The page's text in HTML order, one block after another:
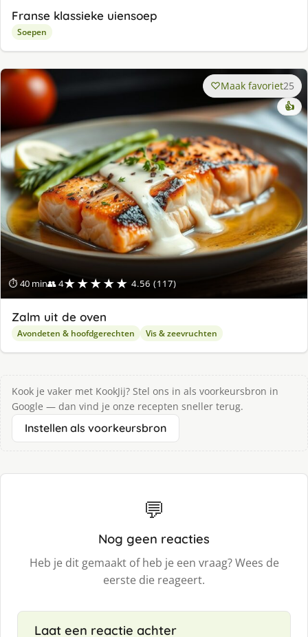
Franse klassieke uiensoep
Soepen
⏱ 40 min👥 4★★★★★ 4.56 (117)
Maak favoriet25
👍
Zalm uit de oven
Avondeten & hoofdgerechten Vis & zeevruchten
Kook je vaker met KookJij? Stel ons in als voorkeursbron in
Google — dan vind je onze recepten sneller terug.
Instellen als voorkeursbron
💬
Nog geen reacties
Heb je dit gemaakt of heb je een vraag? Wees de
eerste die reageert.
Laat een reactie achter